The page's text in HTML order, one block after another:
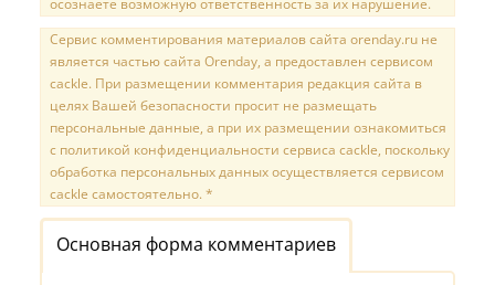
Сервис комментирования материалов сайта orenday.ru не
является частью сайта Orenday, а предоставлен сервисом
cackle. При размещении комментария редакция сайта в
целях Вашей безопасности просит не размещать
персональные данные, а при их размещении ознакомиться
с политикой конфиденциальности сервиса cackle, поскольку
обработка персональных данных осуществляется сервисом
cackle самостоятельно. *
Основная форма комментариев